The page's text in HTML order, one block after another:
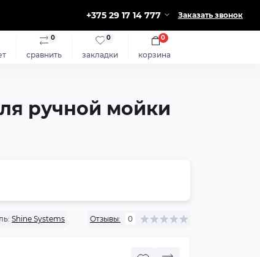
+375 29 17 14 777 Заказать звонок
сравнить
0
закладки
0
корзина
0
ручной мойки
Shine Systems Отзывы: 0